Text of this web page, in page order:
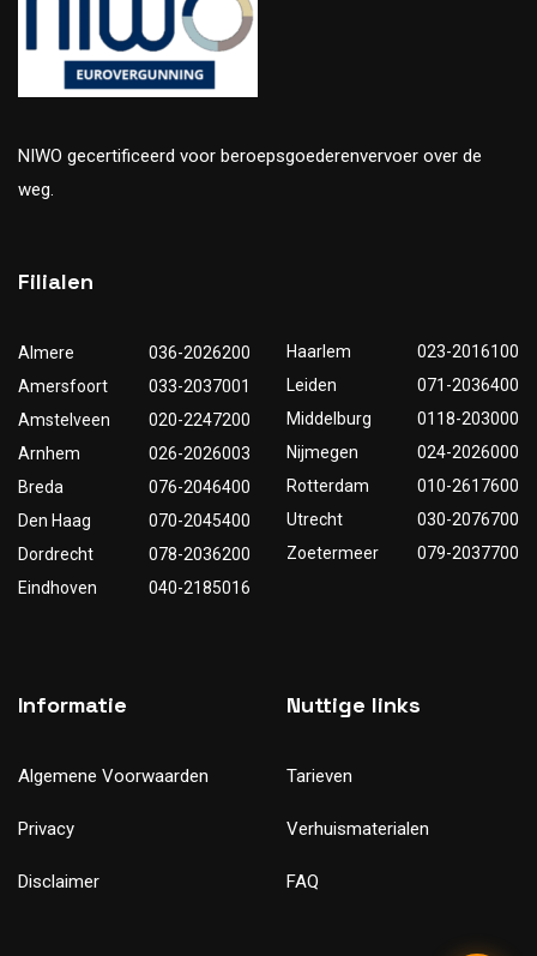
NIWO gecertificeerd voor beroepsgoederenvervoer over de
weg.
Filialen
Almere
036-2026200
Amersfoort
033-2037001
Amstelveen
020-2247200
Arnhem
026-2026003
Breda
076-2046400
Den Haag
070-2045400
Dordrecht
078-2036200
Eindhoven
040-2185016
Haarlem
023-2016100
Leiden
071-2036400
Middelburg
0118-203000
Nijmegen
024-2026000
Rotterdam
010-2617600
Utrecht
030-2076700
Zoetermeer
079-2037700
Informatie
Algemene Voorwaarden
Privacy
Disclaimer
Nuttige links
Tarieven
Verhuismaterialen
FAQ